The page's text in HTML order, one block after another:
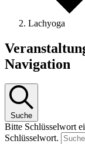
Lachyoga
Navigation
Suche
Bitte Schlüsselwort
Schlüsselwort.